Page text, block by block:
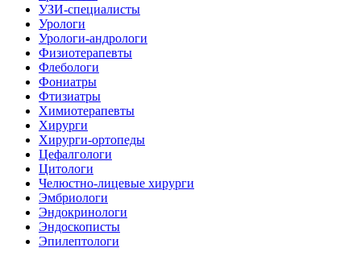
УЗИ-специалисты
Урологи
Урологи-андрологи
Физиотерапевты
Флебологи
Фониатры
Фтизиатры
Химиотерапевты
Хирурги
Хирурги-ортопеды
Цефалгологи
Цитологи
Челюстно-лицевые хирурги
Эмбриологи
Эндокринологи
Эндоскописты
Эпилептологи